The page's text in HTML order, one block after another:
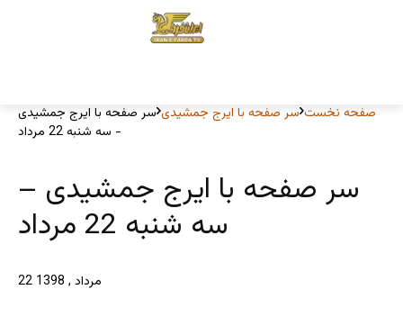
صفحه نخست سر صفحه با ایرج جمشیدی سر صفحه با ایرج جمشیدی
- سه شنبه 22 مرداد
سر صفحه با ایرج جمشیدی –
سه شنبه 22 مرداد
22 مرداد , 1398